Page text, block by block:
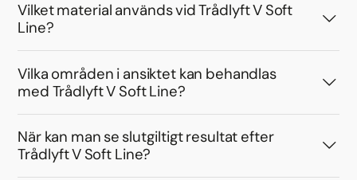
Vilket material används vid Trådlyft V Soft
Line?
Vilka områden i ansiktet kan behandlas
med Trådlyft V Soft Line?
När kan man se slutgiltigt resultat efter
Trådlyft V Soft Line?